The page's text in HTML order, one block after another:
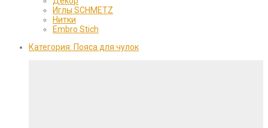
Иглы SCHMETZ
Нитки
Embro Stich
Категория: Пояса для чулок